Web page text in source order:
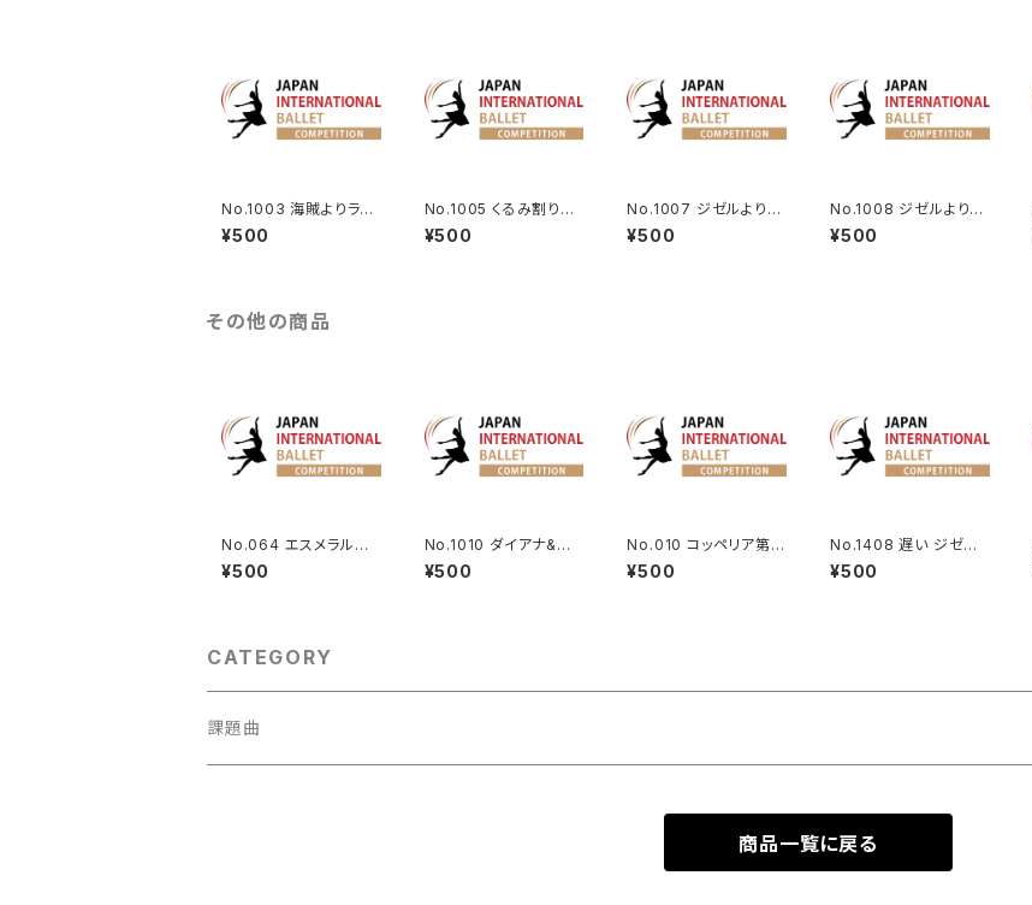
No.1003 海賊よりラン
ケデムのVa.
¥500
No.1005 くるみ割り人
形より王子のVa.
¥500
No.1007 ジゼルよりペ
ザント男性Va.
¥500
No.1008 ジゼルよりペ
ザント男性Va. Ver2
¥500
その他の商品
No.064 エスメラルダ
よりVa.（エントランス）
¥500
No.1010 ダイアナ&ア
クティオンより男性Va.
¥500
No.010 コッペリア第3
幕よりスワニルダのVa.
¥500
No.1408 遅い ジゼル
よりペザント男性Va. V
er2
¥500
CATEGORY
課題曲
商品一覧に戻る